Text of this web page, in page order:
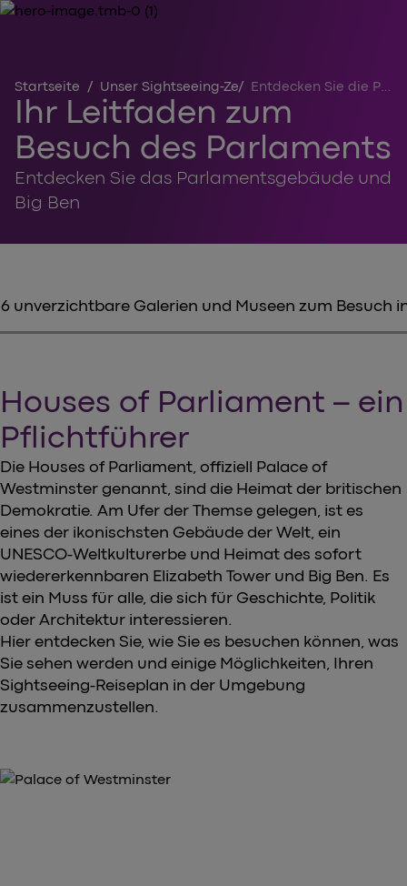
Startseite / Unser Sightseeing-Zentrum
/ Entdecken Sie die Parlamentsgebäude
Ihr Leitfaden zum
Besuch des Parlaments
Entdecken Sie das Parlamentsgebäude und
Big Ben
6 unverzichtbare Galerien und Museen zum Besuch
Houses of Parliament – ein
Pflichtführer
Die Houses of Parliament, offiziell Palace of
Westminster genannt, sind die Heimat der britischen
Demokratie. Am Ufer der Themse gelegen, ist es
eines der ikonischsten Gebäude der Welt, ein
UNESCO-Weltkulturerbe und Heimat des sofort
wiedererkennbaren Elizabeth Tower und Big Ben. Es
ist ein Muss für alle, die sich für Geschichte, Politik
oder Architektur interessieren.
Hier entdecken Sie, wie Sie es besuchen können, was
Sie sehen werden und einige Möglichkeiten, Ihren
Sightseeing-Reiseplan in der Umgebung
zusammenzustellen.